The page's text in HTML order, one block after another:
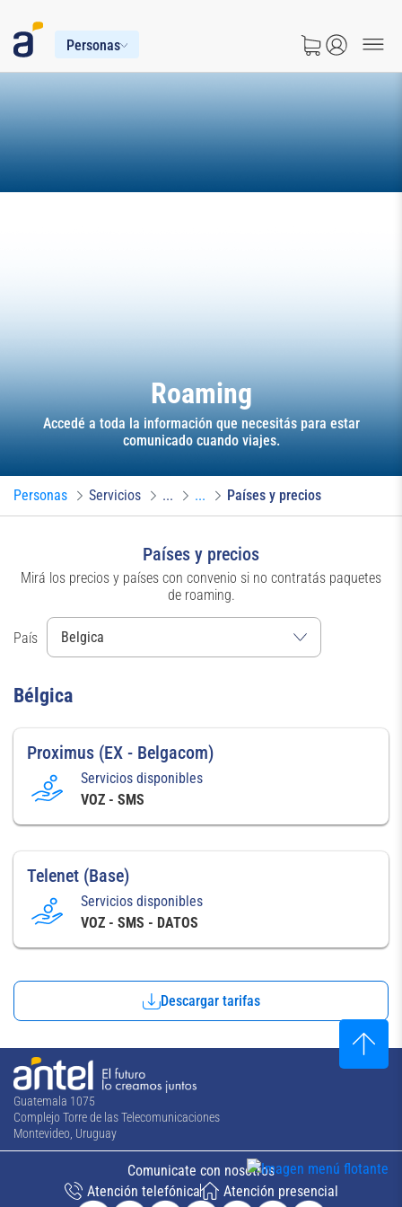
Personas
Roaming
Accedé a toda la información que necesitás para estar
comunicado cuando viajes.
Personas Servicios ... ... Países y precios
Países y precios
Mirá los precios y países con convenio si no contratás paquetes
de roaming.
País
Bélgica
Proximus (EX - Belgacom)
Servicios disponibles
VOZ - SMS
Telenet (Base)
Servicios disponibles
VOZ - SMS - DATOS
Descargar tarifas
Guatemala 1075
Complejo Torre de las Telecomunicaciones
Montevideo, Uruguay
Comunicate con nosotros
Atención telefónica
Atención presencial